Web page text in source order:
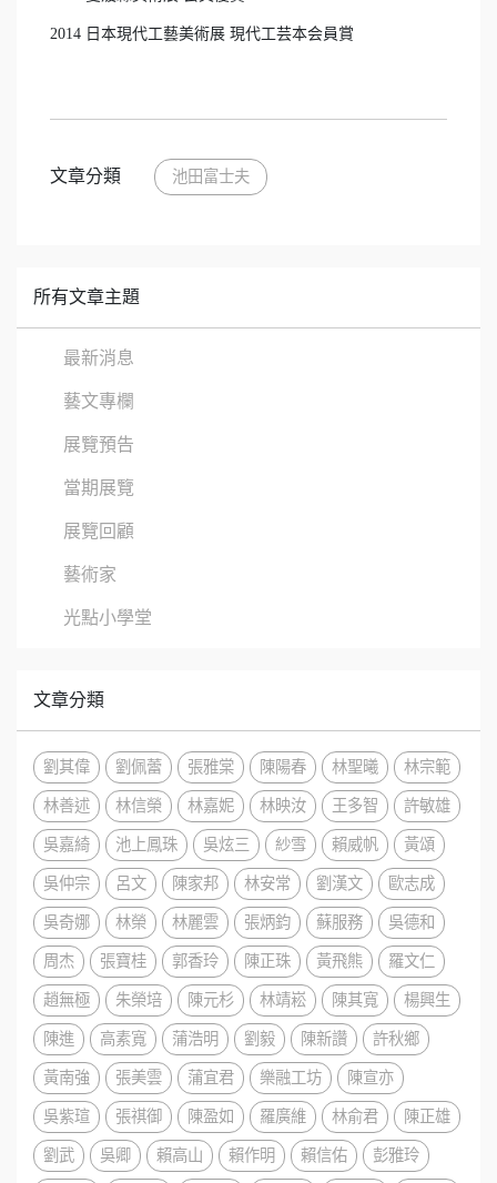
2014 日本現代工藝美術展 現代工芸本会員賞
文章分類 池田富士夫
所有文章主題
最新消息
藝文專欄
展覽預告
當期展覽
展覽回顧
藝術家
光點小學堂
文章分類
劉其偉 劉佩蕾 張雅棠 陳陽春 林聖曦
林宗範
林善述
林信榮 林嘉妮 林映汝 王多智
許敏雄
吳嘉綺
池上鳳珠 吳炫三 紗雪 賴威帆
黃頌
吳仲宗
呂文 陳家邦 林安常 劉漢文
歐志成
吳奇娜
林榮 林麗雲 張炳鈞 蘇服務
吳德和
周杰
張寶桂 郭香玲 陳正珠 黃飛熊
羅文仁
趙無極
朱榮培 陳元杉 林靖崧 陳其寬
楊興生
陳進
高素寬 蒲浩明 劉毅 陳新讚
許秋鄉
黃南強
張美雲 蒲宜君 樂融工坊
陳宣亦
吳紫瑄
張祺御 陳盈如 羅廣維 林俞君
陳正雄
劉武
吳卿 賴高山 賴作明 賴信佑
彭雅玲